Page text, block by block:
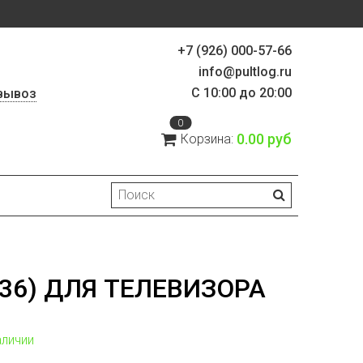
+7 (926) 000-57-66
info@pultlog.ru
С 10:00 до 20:00
0
Корзина: 0.00 руб
ДЛЯ ТЕЛЕВИЗОРА